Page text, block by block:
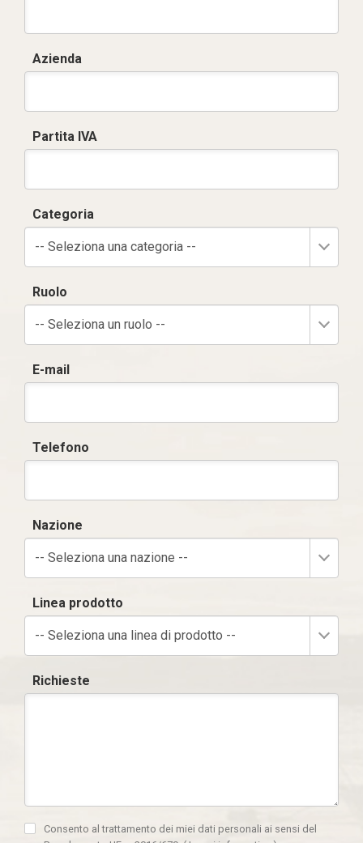
Azienda
Partita IVA
Categoria
-- Seleziona una categoria --
Ruolo
-- Seleziona un ruolo --
E-mail
Telefono
Nazione
-- Seleziona una nazione --
Linea prodotto
-- Seleziona una linea di prodotto --
Richieste
Consento al trattamento dei miei dati personali ai sensi del